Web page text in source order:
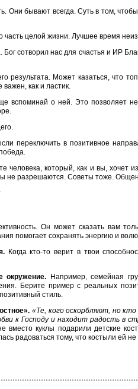
Они бывают всегда. Суть в том,
часть целой жизни. Лучшее время
сотворил нас для счастья и ИР
результата. Может казаться, что
как и ластик.
вспоминай о ней. Это позволяет
переключить в позитивное
человека, который, как и вы, хочет
не разрешаются. Советы тоже.
Он может сказать вам
помогает сохранять энергию и
Когда кто-то верит в твои
окружение.
Например, семейная
Берите пример с реальных
стиль.
«Те, кого оскорбляют, но
к Господу и находит радость в
вместо куклы подарили детские
радоваться тому, что костыли ей